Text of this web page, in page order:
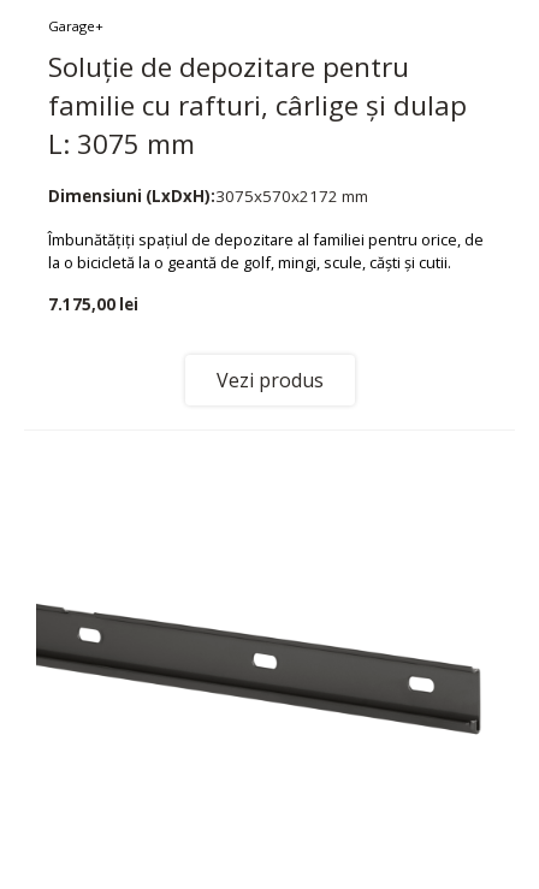
Garage+
Soluție de depozitare pentru
familie cu rafturi, cârlige și dulap
L: 3075 mm
Dimensiuni (LxDxH):3075x570x2172 mm
Îmbunătățiți spațiul de depozitare al familiei pentru orice, de
la o bicicletă la o geantă de golf, mingi, scule, căști și cutii.
7.175,00 lei
Vezi produs